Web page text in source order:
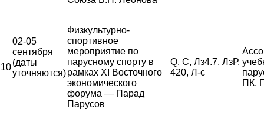
10
02-05
сентября
(даты
уточняются)
Физкультурно-
спортивное
мероприятие по
парусному спорту в
рамках XI Восточного
экономического
форума — Парад
Парусов
Q, С, Лз4.7, ЛзР,
420, Л-с
ПК,